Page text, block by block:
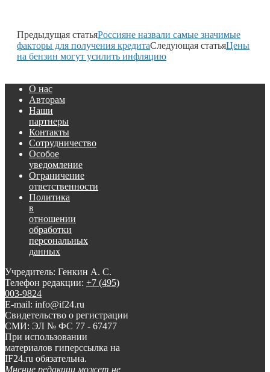
Предыдущая статьяРоссияне назвали самые значимые
факторы для получения кредитаСледующая статьяЦены
на бензин могут усилить инфляцию
О нас
Авторам
Наши
партнеры
Контакты
Сотрудничество
Особое
уведомление
Ограничение
ответственности
Политика
в
отношении
обработки
персональных
данных
Учредитель: Генкин А. С.
Телефон редакции: +7 (495)
003-9824
E-mail: info@if24.ru
Свидетельство о регистрации
СМИ: ЭЛ № ФС 77 - 67477
При использовании
материалов гиперссылка на
IF24.ru обязательна.
Мнение редакции может не